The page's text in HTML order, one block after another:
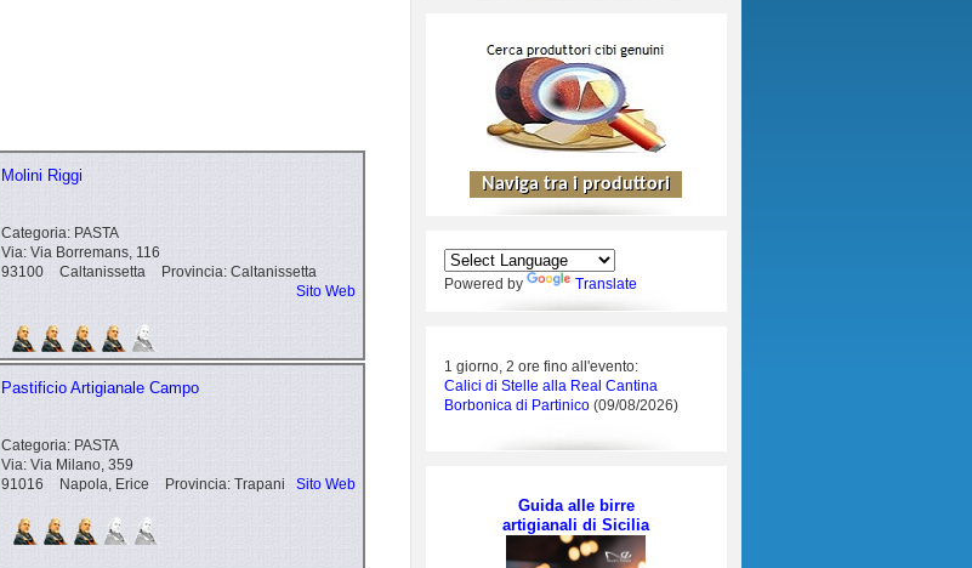
Molini Riggi
Categoria:PASTA
Via:Via Borremans, 116
93100
Caltanissetta Provincia:Caltanissetta
Sito Web
Pastificio Artigianale Campo
Categoria:PASTA
Via:Via Milano, 359
91016
Napola, Erice Provincia:Trapani Sito Web
Powered by Translate
1 giorno, 2 ore fino all'evento:
Calici di Stelle alla Real Cantina
Borbonica di Partinico (09/08/2026)
Guida alle birre
artigianali di Sicilia